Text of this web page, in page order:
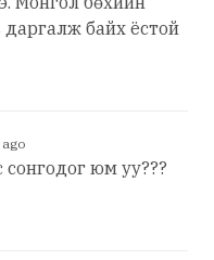
байх ёстой
юм уу???